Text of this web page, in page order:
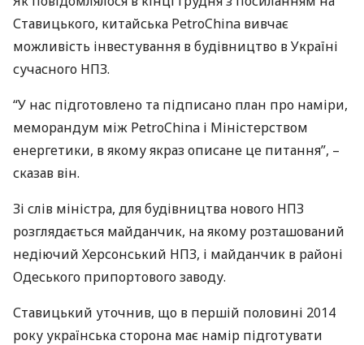
Ставицького, китайська PetroChina вивчає
можливість інвестування в будівництво в Україні
сучасного НПЗ.
“У нас підготовлено та підписано план про наміри,
меморандум між PetroChina і Міністерством
енергетики, в якому якраз описане це питання”, –
сказав він.
Зі слів міністра, для будівництва нового НПЗ
розглядається майданчик, на якому розташований
недіючий Херсонський НПЗ, і майданчик в районі
Одеського припортового заводу.
Ставицький уточнив, що в першій половині 2014
року українська сторона має намір підготувати